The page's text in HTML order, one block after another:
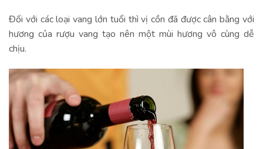
Đối với các loại vang lớn tuổi thì vị cồn đã được cân bằng với
hương của rượu vang tạo nên một mùi hương vô cùng dễ
chịu.